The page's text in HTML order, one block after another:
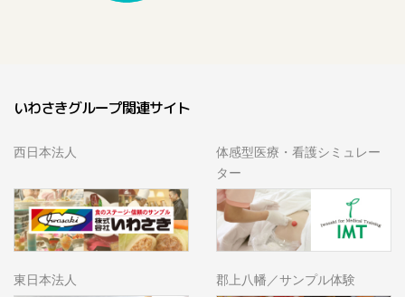
いわさきグループ関連サイト
西日本法人
体感型医療・看護シミュレー
ター
東日本法人 郡上八幡／サンプル体験